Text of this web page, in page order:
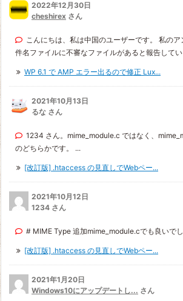
2022年12月30日
cheshirex さん
こんにちは、私は中国のユーザーです。 私のア
件名ファイルに不審なファイルがあると報告して
WP 6.1 で AMP エラー出るので修正 Lux...
2021年10月13日
るな さん
1234 さん。mime_module.c ではなく、
のどちらかです。 ...
[改訂版] .htaccess の見直しでWebペー...
2021年10月12日
1234 さん
# MIME Type 追加mime_module.cでも良いで
[改訂版] .htaccess の見直しでWebペー...
2021年1月20日
Windows10にアップデートし... さん